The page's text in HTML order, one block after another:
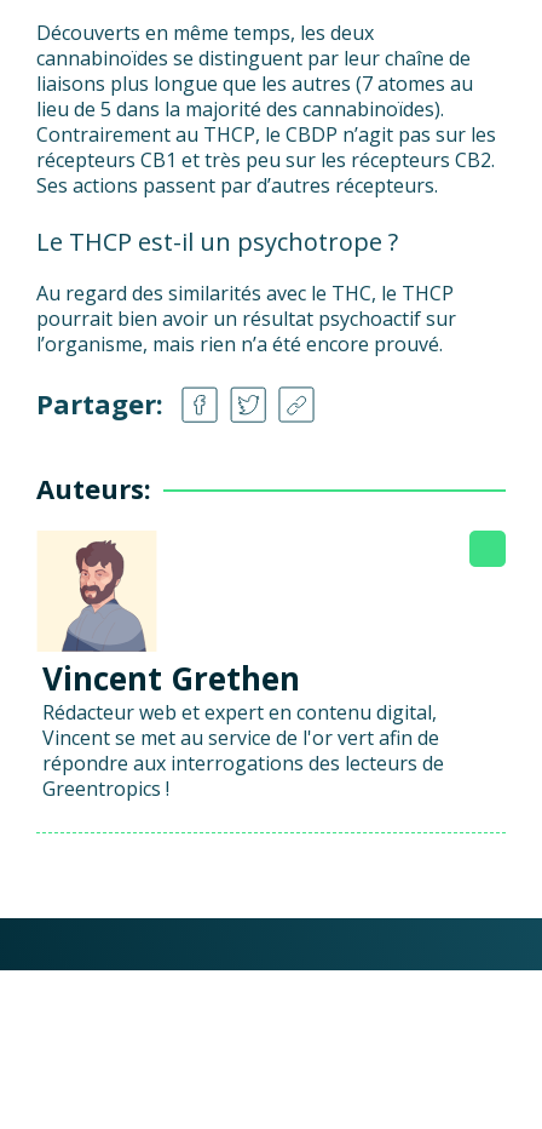
Découverts en même temps, les deux
cannabinoïdes se distinguent par leur chaîne de
liaisons plus longue que les autres (7 atomes au
lieu de 5 dans la majorité des cannabinoïdes).
Contrairement au THCP, le CBDP n’agit pas sur les
récepteurs CB1 et très peu sur les récepteurs CB2.
Ses actions passent par d’autres récepteurs.
Le THCP est-il un psychotrope ?
Au regard des similarités avec le THC, le THCP
pourrait bien avoir un résultat psychoactif sur
l’organisme, mais rien n’a été encore prouvé.
Partager:
Auteurs:
Vincent Grethen
Rédacteur web et expert en contenu digital,
Vincent se met au service de l'or vert afin de
répondre aux interrogations des lecteurs de
Greentropics !
Les informations contenues sur ce site sont